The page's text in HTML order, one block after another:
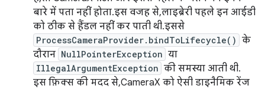
बारे में पता नहीं होता.इस वजह से, लाइब्रेरी पहले इन आईडी
को ठीक से हैंडल नहीं कर पाती थी.इससे
ProcessCameraProvider.bindToLifecycle() के
दौरान NullPointerException या
IllegalArgumentException की समस्या आती थी.
इस फ़िक्स की मदद से, CameraX को ऐसी डाइनैमिक रेंज